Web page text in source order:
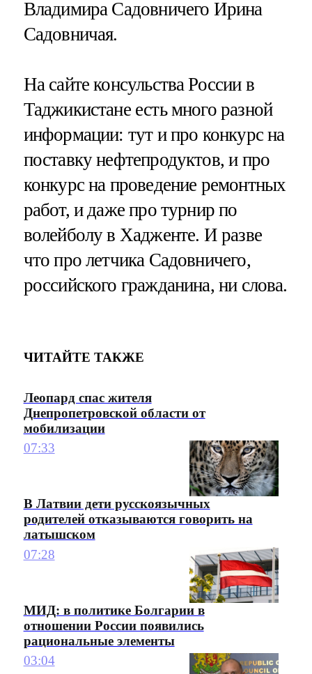
Владимира Садовничего Ирина
Садовничая.
На сайте консульства России в
Таджикистане есть много разной
информации: тут и про конкурс на
поставку нефтепродуктов, и про
конкурс на проведение ремонтных
работ, и даже про турнир по
волейболу в Хадженте. И разве
что про летчика Садовничего,
российского гражданина, ни слова.
ЧИТАЙТЕ ТАКЖЕ
Леопард спас жителя
Днепропетровской области от
мобилизации
07:33
В Латвии дети русскоязычных
родителей отказываются говорить на
латышском
07:28
МИД: в политике Болгарии в
отношении России появились
рациональные элементы
03:04